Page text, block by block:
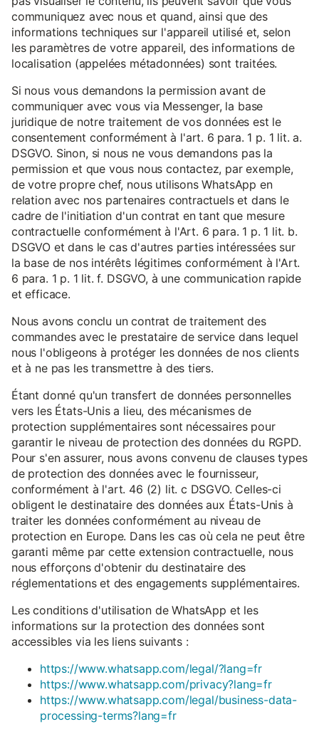
communiquez avec nous et quand, ainsi que des
informations techniques sur l'appareil utilisé et, selon
les paramètres de votre appareil, des informations de
localisation (appelées métadonnées) sont traitées.
Si nous vous demandons la permission avant de
communiquer avec vous via Messenger, la base
juridique de notre traitement de vos données est le
consentement conformément à l'art. 6 para. 1 p. 1 lit. a.
DSGVO. Sinon, si nous ne vous demandons pas la
permission et que vous nous contactez, par exemple,
de votre propre chef, nous utilisons WhatsApp en
relation avec nos partenaires contractuels et dans le
cadre de l'initiation d'un contrat en tant que mesure
contractuelle conformément à l'Art. 6 para. 1 p. 1 lit. b.
DSGVO et dans le cas d'autres parties intéressées sur
la base de nos intérêts légitimes conformément à l'Art.
6 para. 1 p. 1 lit. f. DSGVO, à une communication rapide
et efficace.
Nous avons conclu un contrat de traitement des
commandes avec le prestataire de service dans lequel
nous l'obligeons à protéger les données de nos clients
et à ne pas les transmettre à des tiers.
Étant donné qu'un transfert de données personnelles
vers les États-Unis a lieu, des mécanismes de
protection supplémentaires sont nécessaires pour
garantir le niveau de protection des données du RGPD.
Pour s'en assurer, nous avons convenu de clauses types
de protection des données avec le fournisseur,
conformément à l'art. 46 (2) lit. c DSGVO. Celles-ci
obligent le destinataire des données aux États-Unis à
traiter les données conformément au niveau de
protection en Europe. Dans les cas où cela ne peut être
garanti même par cette extension contractuelle, nous
nous efforçons d'obtenir du destinataire des
réglementations et des engagements supplémentaires.
Les conditions d'utilisation de WhatsApp et les
informations sur la protection des données sont
accessibles via les liens suivants :
https://www.whatsapp.com/legal/?lang=fr
https://www.whatsapp.com/privacy?lang=fr
https://www.whatsapp.com/legal/business-data-
processing-terms?lang=fr